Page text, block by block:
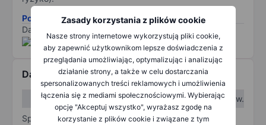
Zasady korzystania z plików cookie
Nasze strony internetowe wykorzystują pliki cookie,
aby zapewnić użytkownikom lepsze doświadczenia z
przeglądania umożliwiając, optymalizując i analizując
działanie strony, a także w celu dostarczania
spersonalizowanych treści reklamowych i umożliwienia
łączenia się z mediami społecznościowymi. Wybierając
opcję "Akceptuj wszystko", wyrażasz zgodę na
korzystanie z plików cookie i związane z tym
Pobierz metodologię ryzyka ESG.
Dane dostarczone przez
Dane finansowe
W I kw.
W II kw.
Sprawozdanie z zysków